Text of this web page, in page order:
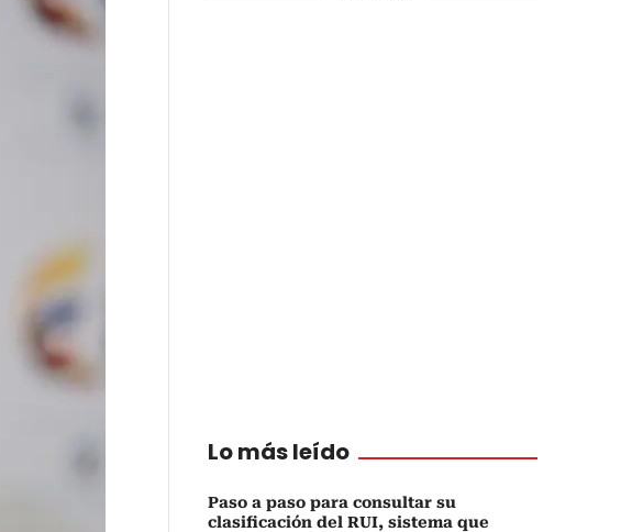
Lo más leído
Paso a paso para consultar su
clasificación del RUI, sistema que